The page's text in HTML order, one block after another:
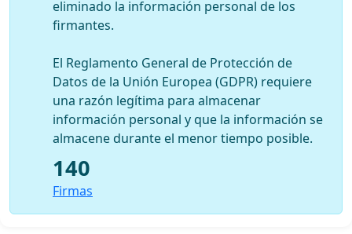
eliminado la información personal de los
firmantes.
El Reglamento General de Protección de
Datos de la Unión Europea (GDPR) requiere
una razón legítima para almacenar
información personal y que la información se
almacene durante el menor tiempo posible.
140
Firmas